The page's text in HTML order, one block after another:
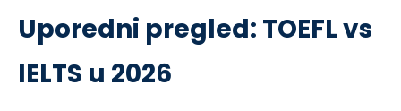
Uporedni pregled: TOEFL vs
IELTS u 2026